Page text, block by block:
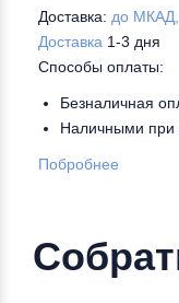
Доставка: до
Доставка 1-3 дня
Способы оплаты:
Безналичная
Наличными при
Побробнее